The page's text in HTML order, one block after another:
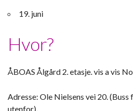
19. juni
Hvor?
ÅBOAS Ålgård 2. etasje. vis a vis
Adresse: Ole Nielsens vei 20.
utenfor).